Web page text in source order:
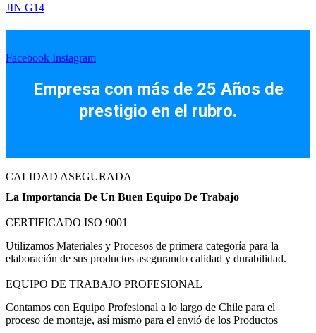
JIN G14
Facebook Instagram
Empresa con más de 25 Años de
prestigio en el rubro.
CALIDAD ASEGURADA
La Importancia De Un Buen Equipo De Trabajo
CERTIFICADO ISO 9001
Utilizamos Materiales y Procesos de primera categoría para la
elaboración de sus productos asegurando calidad y durabilidad.
EQUIPO DE TRABAJO PROFESIONAL
Contamos con Equipo Profesional a lo largo de Chile para el
proceso de montaje, así mismo para el envió de los Productos